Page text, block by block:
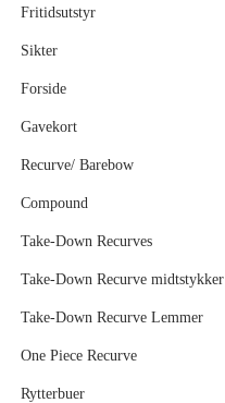
Fritidsutstyr
Sikter
Forside
Gavekort
Recurve/ Barebow
Compound
Take-Down Recurves
Take-Down Recurve midtstykker
Take-Down Recurve Lemmer
One Piece Recurve
Rytterbuer